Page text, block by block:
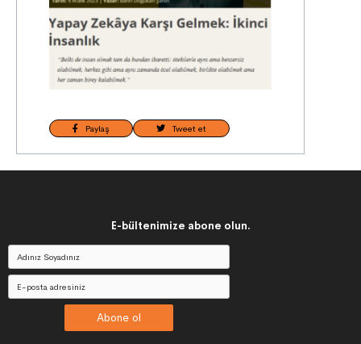
Paylaş Tweet et
E-bültenimize abone olun.
Abone ol